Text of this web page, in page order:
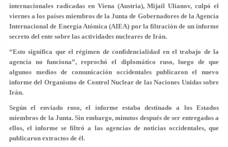
internacionales radicadas en Viena (Austria), Mijail Ulianov, culpó el
viernes a los países miembros de la Junta de Gobernadores de la Agencia
Internacional de Energía Atómica (AIEA) por la filtración de un informe
secreto del ente sobre las actividades nucleares de Irán.
“Esto significa que el régimen de confidencialidad en el trabajo de la
agencia no funciona”, reprochó el diplomático ruso, luego de que
algunos medios de comunicación occidentales publicaron el nuevo
informe del Organismo de Control Nuclear de las Naciones Unidas sobre
Irán.
Según el enviado ruso, el informe estaba destinado a los Estados
miembros de la Junta. Sin embargo, minutos después de ser entregados a
ellos, el informe se filtró a las agencias de noticias occidentales, que
publicaron extractos de él.